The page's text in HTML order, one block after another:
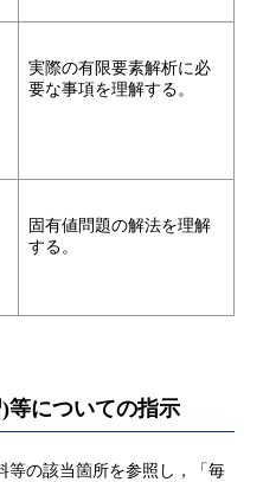
実際の有限要素解析に必
要な事項を理解する。
固有値問題の解法を理解
する。
等についての指示
等の該当箇所を参照し，「毎